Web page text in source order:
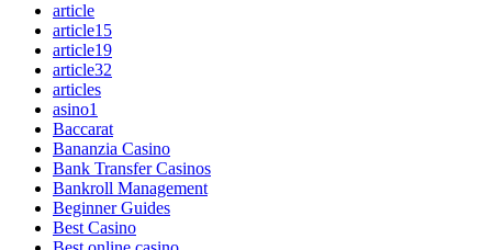
article
article15
article19
article32
articles
asino1
Baccarat
Bananzia Casino
Bank Transfer Casinos
Bankroll Management
Beginner Guides
Best Casino